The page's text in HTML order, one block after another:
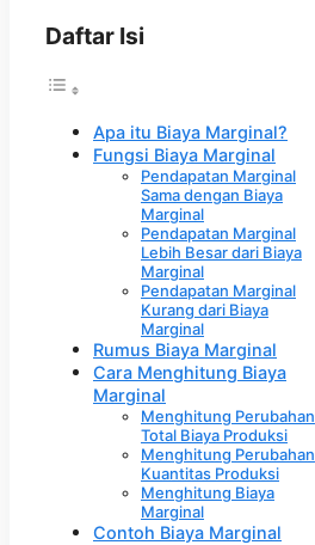
Daftar Isi
Apa itu Biaya Marginal?
Fungsi Biaya Marginal
Pendapatan Marginal
Sama dengan Biaya
Marginal
Pendapatan Marginal
Lebih Besar dari Biaya
Marginal
Pendapatan Marginal
Kurang dari Biaya
Marginal
Rumus Biaya Marginal
Cara Menghitung Biaya
Marginal
Menghitung Perubahan
Total Biaya Produksi
Menghitung Perubahan
Kuantitas Produksi
Menghitung Biaya
Marginal
Contoh Biaya Marginal